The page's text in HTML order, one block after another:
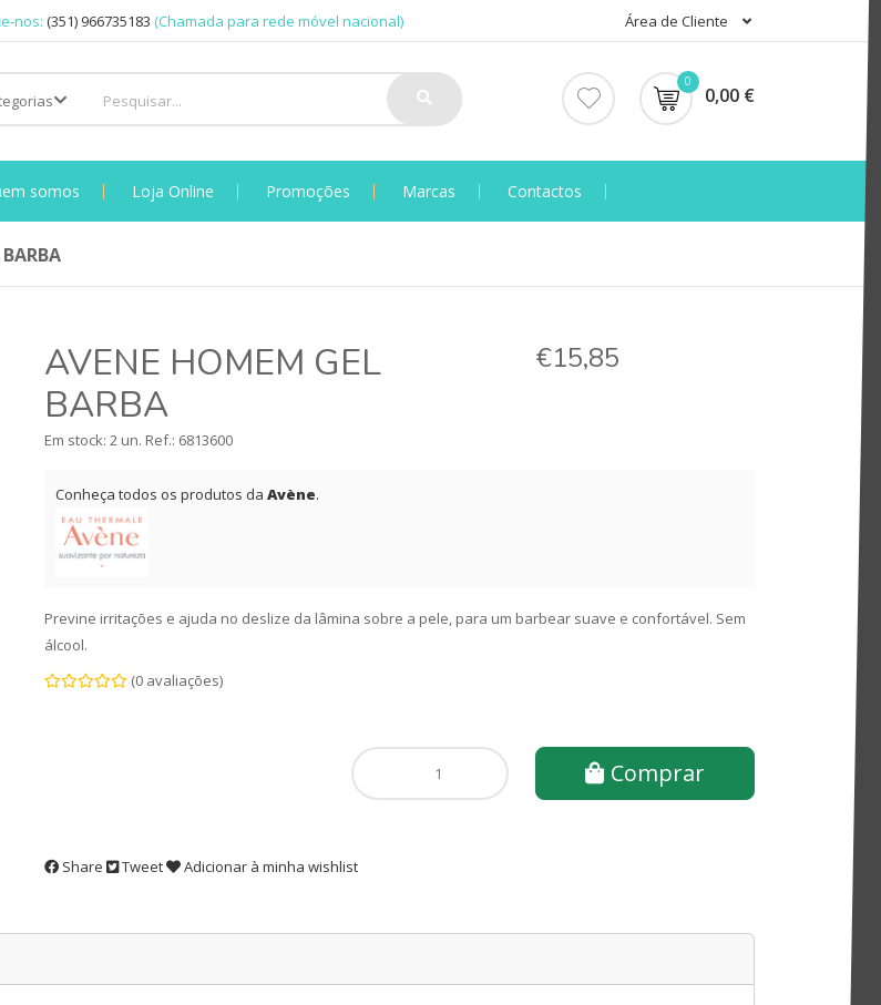
nos: (351) 966735183 (Chamada para rede móvel nacional) Área de Cliente
0
0,00 €
somos Loja Online Promoções Marcas Contactos
AVENE HOMEM GEL
BARBA
€15,85
Em stock: 2 un. Ref.: 6813600
Conheça todos os produtos da Avène.
Previne irritações e ajuda no deslize da lâmina sobre a pele, para um barbear suave e confortável. Sem
álcool.
(0 avaliações)
Comprar
Share Tweet Adicionar à minha wishlist